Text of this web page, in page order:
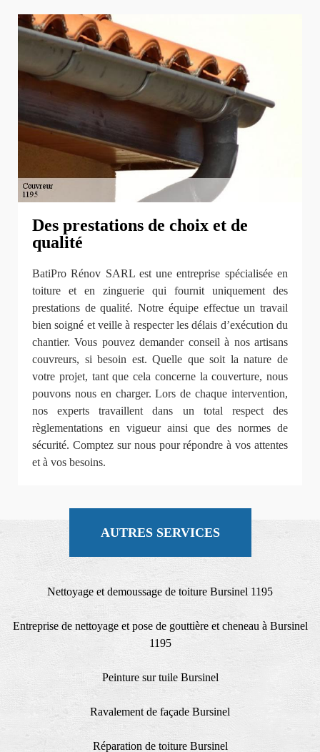
Des prestations de choix et de
qualité
BatiPro Rénov SARL est une entreprise spécialisée en
toiture et en zinguerie qui fournit uniquement des
prestations de qualité. Notre équipe effectue un travail
bien soigné et veille à respecter les délais d’exécution du
chantier. Vous pouvez demander conseil à nos artisans
couvreurs, si besoin est. Quelle que soit la nature de
votre projet, tant que cela concerne la couverture, nous
pouvons nous en charger. Lors de chaque intervention,
nos experts travaillent dans un total respect des
règlementations en vigueur ainsi que des normes de
sécurité. Comptez sur nous pour répondre à vos attentes
et à vos besoins.
AUTRES SERVICES
Nettoyage et demoussage de toiture Bursinel 1195
Entreprise de nettoyage et pose de gouttière et cheneau à Bursinel
1195
Peinture sur tuile Bursinel
Ravalement de façade Bursinel
Réparation de toiture Bursinel